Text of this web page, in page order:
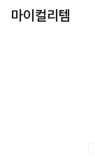
마이컬리템